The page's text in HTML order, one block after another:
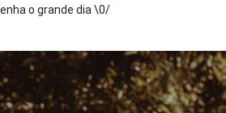
o grande dia \0/